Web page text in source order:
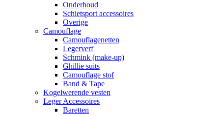
Onderhoud
Schietsport accessoires
Overige
Camouflage
Camouflagenetten
Legerverf
Schmink (make-up)
Ghillie suits
Camouflage stof
Band & Tape
Kogelwerende vesten
Leger Accessoires
Baretten